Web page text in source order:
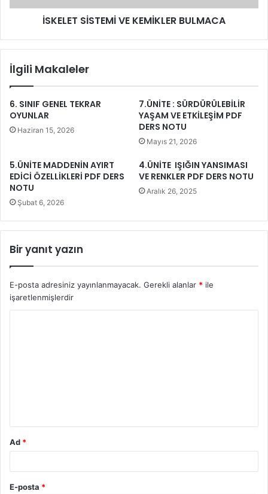
İSKELET SİSTEMİ VE KEMİKLER BULMACA
İlgili Makaleler
6. SINIF GENEL TEKRAR
OYUNLAR
Haziran 15, 2026
7.ÜNİTE : SÜRDÜRÜLEBİLİR
YAŞAM VE ETKİLEŞİM PDF
DERS NOTU
Mayıs 21, 2026
5.ÜNİTE MADDENİN AYIRT
EDİCİ ÖZELLİKLERİ PDF DERS
NOTU
Şubat 6, 2026
4.ÜNİTE IŞIĞIN YANSIMASI
VE RENKLER PDF DERS NOTU
Aralık 26, 2025
Bir yanıt yazın
E-posta adresiniz yayınlanmayacak. Gerekli alanlar * ile
işaretlenmişlerdir
Ad *
E-posta *